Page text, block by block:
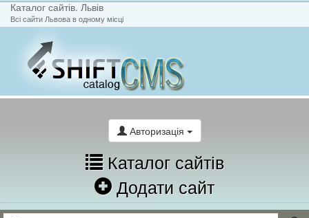
Каталог сайтів. Львів
Всі сайти Львова в одному місці
Авторизація
Каталог сайтів
Додати сайт